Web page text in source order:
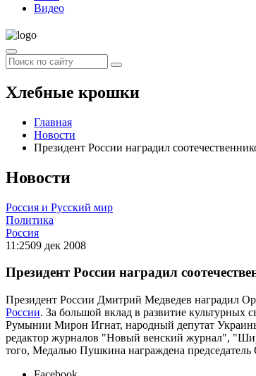
Видео
Хлебные крошки
Главная
Новости
Президент России наградил
Новости
Россия и Русский мир
Политика
Россия
11:2509 дек 2008
Президент России наградил
Президент России Дмитрий Медведев наградил
России. За большой вклад в развитие культурных
Румынии Мирон Игнат, народный депутат Украины
редактор журналов "Новый венский журнал",
того, Медалью Пушкина награждена